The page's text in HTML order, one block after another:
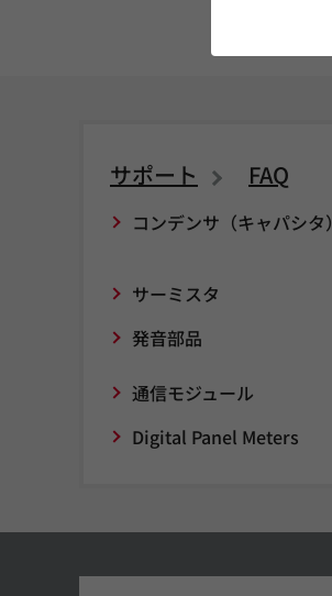
サポート FAQ
コンデンサ（キャパシタ）
サーミスタ
発音部品
通信モジュール
Digital Panel Meters